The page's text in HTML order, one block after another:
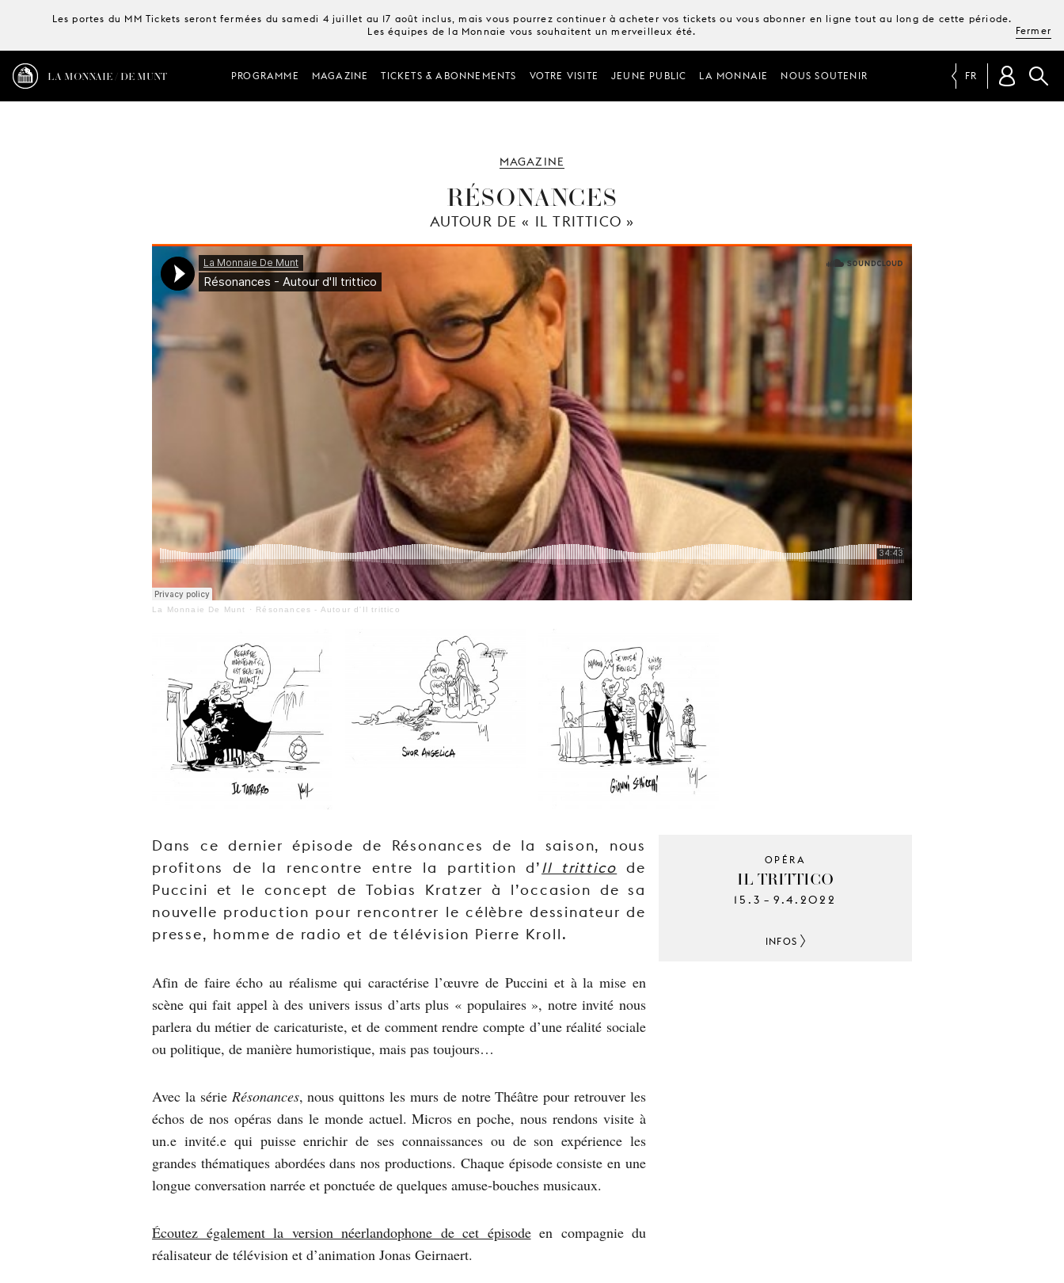
Les portes du MM Tickets seront fermées du samedi 4 juillet au 17 août inclus, mais vous pourrez continuer à acheter vos tickets ou vous abonner en ligne tout au long de cette période.
Les équipes de la Monnaie vous souhaitent un merveilleux été.
Fermer
LA MONNAIE / DE MUNT PROGRAMME MAGAZINE TICKETS & ABONNEMENTS VOTRE VISITE JEUNE PUBLIC LA MONNAIE NOUS SOUTENIR FR
MAGAZINE
RÉSONANCES
AUTOUR DE « IL TRITTICO »
La Monnaie De Munt · Résonances - Autour d'Il trittico
OPÉRA
IL TRITTICO
15.3 – 9.4.2022
INFOS
Dans ce dernier épisode de Résonances de la saison, nous
profitons de la rencontre entre la partition d’ Il trittico de
Puccini et le concept de Tobias Kratzer à l’occasion de sa
nouvelle production pour rencontrer le célèbre dessinateur de
presse, homme de radio et de télévision Pierre Kroll.
Afin de faire écho au réalisme qui caractérise l’œuvre de Puccini et à la mise en
scène qui fait appel à des univers issus d’arts plus « populaires », notre invité nous
parlera du métier de caricaturiste, et de comment rendre compte d’une réalité sociale
ou politique, de manière humoristique, mais pas toujours…
Avec la série Résonances, nous quittons les murs de notre Théâtre pour retrouver les
échos de nos opéras dans le monde actuel. Micros en poche, nous rendons visite à
un.e invité.e qui puisse enrichir de ses connaissances ou de son expérience les
grandes thématiques abordées dans nos productions. Chaque épisode consiste en une
longue conversation narrée et ponctuée de quelques amuse-bouches musicaux.
Écoutez également la version néerlandophone de cet épisodeen compagnie du
réalisateur de télévision et d’animation Jonas Geirnaert.